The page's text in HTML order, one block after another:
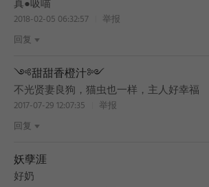
BEST
真●吸喵
2018-02-05 06:32:57
举报
回复
༺甜甜香橙汁༻
不光贤妻良狗，猫虫也一样，主人好幸福
2017-07-29 12:07:35
举报
回复
妖孽涯
好奶